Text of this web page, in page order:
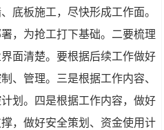
底板施工，尽快形成工作面。
，为抢工打下基础。二要梳理
面清楚。要根据后续工作做好
、管理。三是根据工作内容、
划。四是根据工作内容，做好
，做好安全策划、资金使用计